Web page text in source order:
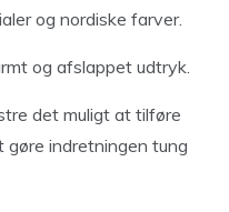
og nordiske farver.
og afslappet udtryk.
det muligt at tilføre
gøre indretningen tung